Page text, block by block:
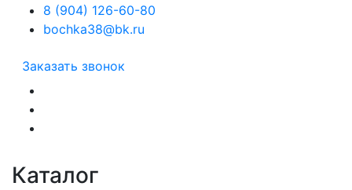
8 (904) 126-60-80
bochka38@bk.ru
Заказать звонок
Каталог